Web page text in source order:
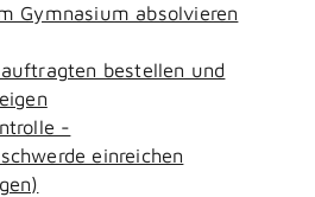
Gymnasium absolvieren
bestellen und
-
einreichen